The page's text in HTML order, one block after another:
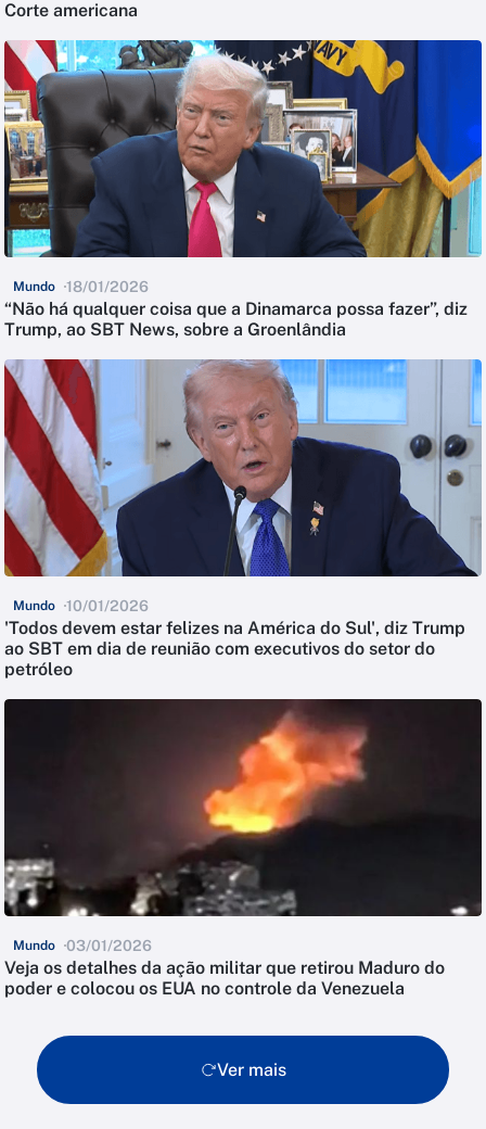
Corte americana
Mundo 18/01/2026
“Não há qualquer coisa que a Dinamarca possa fazer”, diz
Trump, ao SBT News, sobre a Groenlândia
Mundo 10/01/2026
'Todos devem estar felizes na América do Sul', diz Trump
ao SBT em dia de reunião com executivos do setor do
petróleo
Mundo 03/01/2026
Veja os detalhes da ação militar que retirou Maduro do
poder e colocou os EUA no controle da Venezuela
Ver mais